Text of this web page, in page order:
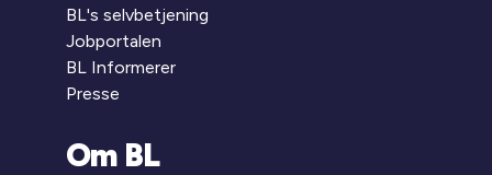
BL's selvbetjening
Jobportalen
BL Informerer
Presse
Om BL